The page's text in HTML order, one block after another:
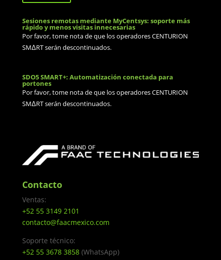
Sesiones remotas mediante MyCentsys: soporte más
rápido y menos visitas innecesarias
Por favor, tome nota de que los operadores CENTURION
SMΔRT serán descontinuados.
SDO5 SMART+: Automatización conectada para
portones
Por favor, tome nota de que los operadores CENTURION
SMΔRT serán descontinuados.
Contacto
Ventas:
+52 55 3149 2101
contacto@faacmexico.com
Soporte técnico:
+52 55 3678 3858(WhatsApp)